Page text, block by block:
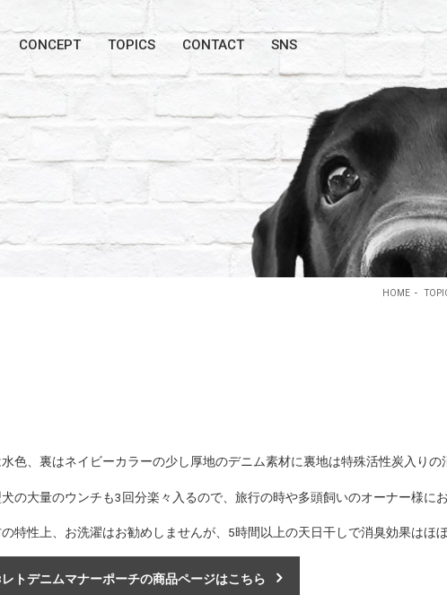
CONCEPT TOPICS CONTACT SNS
HOME -
色、裏はネイビーカラーの少し厚地のデニム素材に裏地は特殊活性炭入りの
の大量のウンチも3回分楽々入るので、旅行の時や多頭飼いのオーナー様にお
特性上、お洗濯はお勧めしませんが、5時間以上の天日干しで消臭効果はほぼ
トデニムマナーポーチの商品ページはこちら